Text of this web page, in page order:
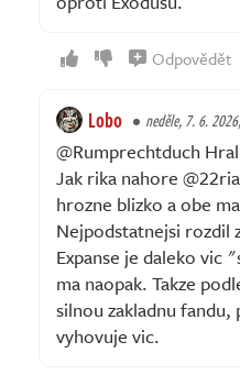
Odpovědět
Lobo neděle, 7. 6.
@Rumprechtduch
Jak rika nahore
hrozne blizko a obe
Nejpodstatnejsi rozdil
Expanse je daleko vic
ma naopak. Takze
silnou zakladnu
vyhovuje vic.